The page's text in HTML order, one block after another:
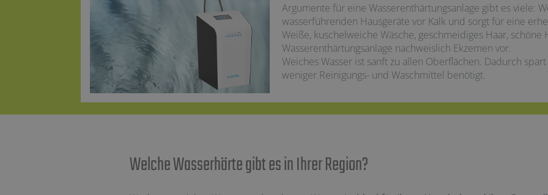
Argumente für eine Wasserenthärtungsanlage gibt es viele:
wasserführenden Hausgeräte vor Kalk und sorgt für eine
Weiße, kuschelweiche Wäsche, geschmeidiges Haar,
Wasserenthärtungsanlage nachweislich Ekzemen vor.
Weiches Wasser ist sanft zu allen Oberflächen. Dadurch
weniger Reinigungs- und Waschmittel benötigt.
Welche Wasserhärte gibt es in Ihrer Region?